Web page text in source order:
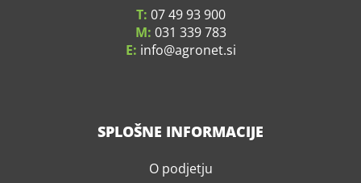
T: 07 49 93 900
M: 031 339 783
E: info agronet.si
SPLOŠNE INFORMACIJE
O podjetju